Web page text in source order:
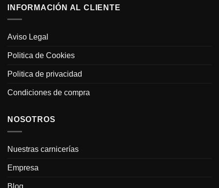
INFORMACIÓN AL CLIENTE
Aviso Legal
Politica de Cookies
Politica de privacidad
Condiciones de compra
NOSOTROS
Nuestras carnicerías
Empresa
Blog